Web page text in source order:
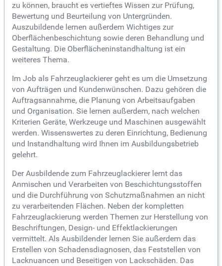
zu können, braucht es vertieftes Wissen zur Prüfung,
Bewertung und Beurteilung von Untergründen.
Auszubildende lernen außerdem Wichtiges zur
Oberflächenbeschichtung sowie deren Behandlung und
Gestaltung. Die Oberflächeninstandhaltung ist ein
weiteres Thema.
Im Job als Fahrzeuglackierer geht es um die Umsetzung
von Aufträgen und Kundenwünschen. Dazu gehören die
Auftragsannahme, die Planung von Arbeitsaufgaben
und Organisation. Sie lernen außerdem, nach welchen
Kriterien Geräte, Werkzeuge und Maschinen ausgewählt
werden. Wissenswertes zu deren Einrichtung, Bedienung
und Instandhaltung wird Ihnen im Ausbildungsbetrieb
gelehrt.
Der Ausbildende zum Fahrzeuglackierer lernt das
Anmischen und Verarbeiten von Beschichtungsstoffen
und die Durchführung von Schutzmaßnahmen an nicht
zu verarbeitenden Flächen. Neben der kompletten
Fahrzeuglackierung werden Themen zur Herstellung von
Beschriftungen, Design- und Effektlackierungen
vermittelt. Als Ausbildender lernen Sie außerdem das
Erstellen von Schadensdiagnosen, das Feststellen von
Lacknuancen und Beseitigen von Lackschäden. Das